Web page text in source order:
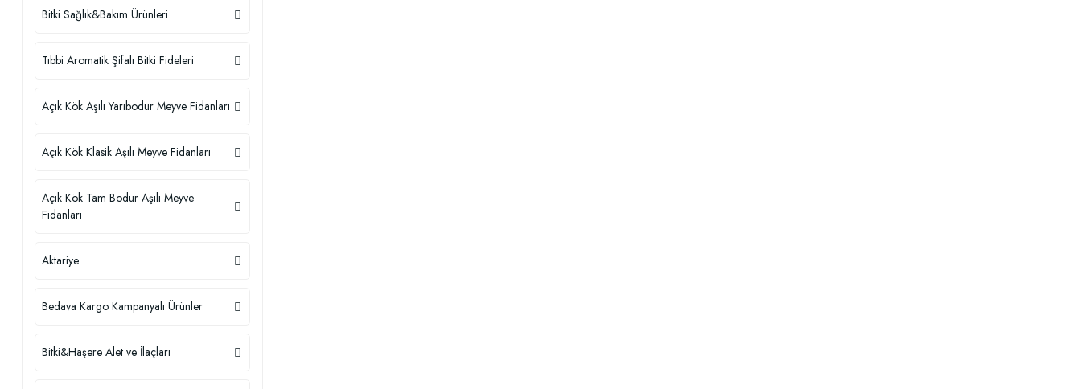
Bitki Sağlık&Bakım Ürünleri
Tıbbi Aromatik Şifalı Bitki Fideleri
Açık Kök Aşılı Yarıbodur Meyve Fidanları
Açık Kök Klasik Aşılı Meyve Fidanları
Açık Kök Tam Bodur Aşılı Meyve
Fidanları
Aktariye
Bedava Kargo Kampanyalı Ürünler
Bitki&Haşere Alet ve İlaçları